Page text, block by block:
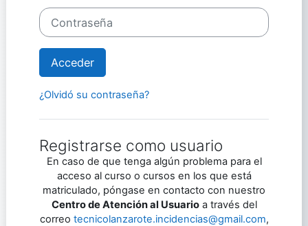
Contraseña
Acceder
¿Olvidó su contraseña?
Registrarse como usuario
En caso de que tenga algún problema para el
acceso al curso o cursos en los que está
matriculado, póngase en contacto con nuestro
Centro de Atención al Usuarioa través del
correo tecnicolanzarote.incidencias@gmail.com,